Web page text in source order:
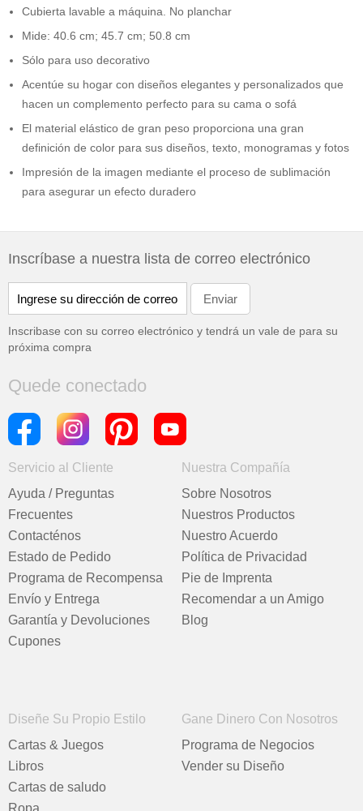
Cubierta lavable a máquina. No planchar
Mide: 40.6 cm; 45.7 cm; 50.8 cm
Sólo para uso decorativo
Acentúe su hogar con diseños elegantes y personalizados que
hacen un complemento perfecto para su cama o sofá
El material elástico de gran peso proporciona una gran
definición de color para sus diseños, texto, monogramas y fotos
Impresión de la imagen mediante el proceso de sublimación
para asegurar un efecto duradero
Inscríbase a nuestra lista de correo electrónico
Inscribase con su correo electrónico y tendrá un vale de para su
próxima compra
Quede conectado
Servicio al Cliente
Ayuda / Preguntas
Frecuentes
Contacténos
Estado de Pedido
Programa de Recompensa
Envío y Entrega
Garantía y Devoluciones
Cupones
Nuestra Compañía
Sobre Nosotros
Nuestros Productos
Nuestro Acuerdo
Política de Privacidad
Pie de Imprenta
Recomendar a un Amigo
Blog
Diseñe Su Propio Estilo
Cartas & Juegos
Libros
Cartas de saludo
Gane Dinero Con Nosotros
Programa de Negocios
Vender su Diseño